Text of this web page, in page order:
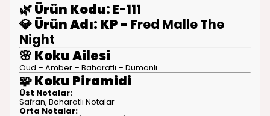
🌿Ürün Kodu: E-111
💎Ürün Adı: KP - Fred Malle The
Night
🌸 Koku Ailesi
Oud – Amber – Baharatlı – Dumanlı
🧩Koku Piramidi
Üst Notalar:
Safran, Baharatlı Notalar
Orta Notalar: